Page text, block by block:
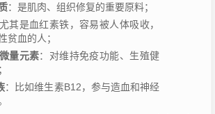
：是肌肉、组织修复的重要原料；
其是血红素铁，容易被人体吸收，
贫血的人；
量元素：对维持免疫功能、生殖健
：比如维生素B12，参与造血和神经